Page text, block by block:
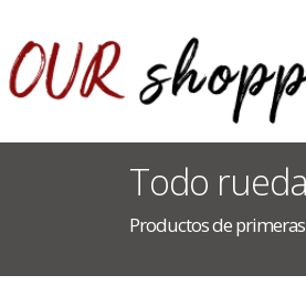
Todo
Productos de